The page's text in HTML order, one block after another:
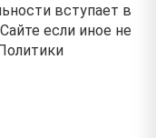
вступает в
если иное не